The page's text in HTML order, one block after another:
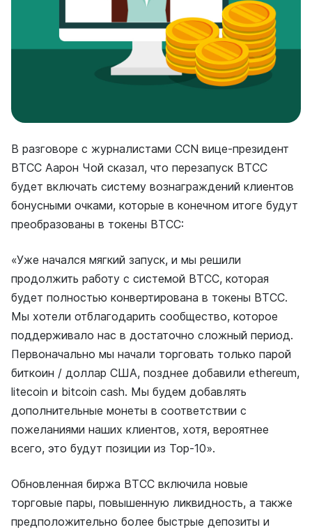
В разговоре с журналистами CCN вице-президент
BTCC Аарон Чой сказал, что перезапуск BTCC
будет включать систему вознаграждений клиентов
бонусными очками, которые в конечном итоге будут
преобразованы в токены BTCC:
«Уже начался мягкий запуск, и мы решили
продолжить работу с системой BTCC, которая
будет полностью конвертирована в токены BTCC.
Мы хотели отблагодарить сообщество, которое
поддерживало нас в достаточно сложный период.
Первоначально мы начали торговать только парой
биткоин / доллар США, позднее добавили ethereum,
litecoin и bitcoin cash. Мы будем добавлять
дополнительные монеты в соответствии с
пожеланиями наших клиентов, хотя, вероятнее
всего, это будут позиции из Top-10».
Обновленная биржа BTCC включила новые
торговые пары, повышенную ликвидность, а также
предположительно более быстрые депозиты и